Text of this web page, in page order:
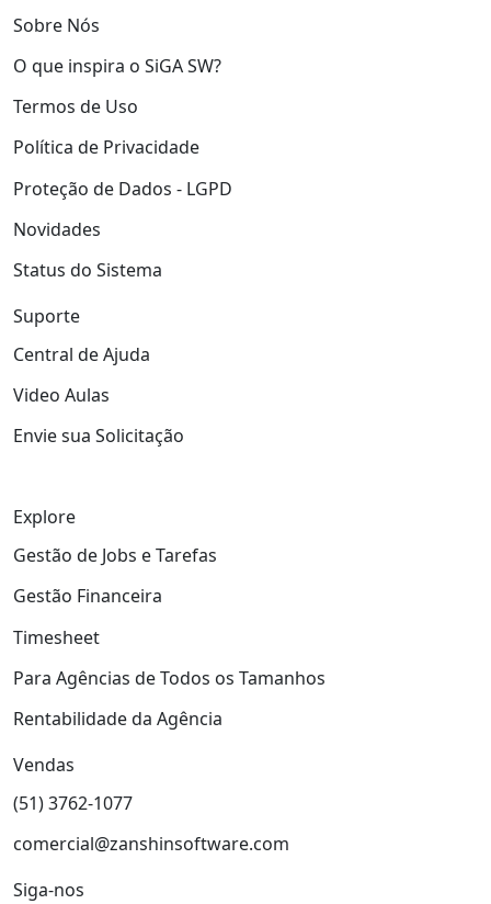
Sobre Nós
O que inspira o SiGA SW?
Termos de Uso
Política de Privacidade
Proteção de Dados - LGPD
Novidades
Status do Sistema
Suporte
Central de Ajuda
Video Aulas
Envie sua Solicitação
Explore
Gestão de Jobs e Tarefas
Gestão Financeira
Timesheet
Para Agências de Todos os Tamanhos
Rentabilidade da Agência
Vendas
(51) 3762-1077
comercial@zanshinsoftware.com
Siga-nos